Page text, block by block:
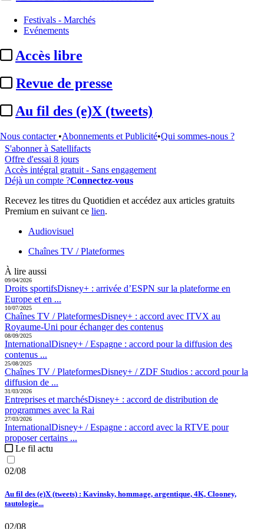
Festivals - Marchés
Evénements
Accès libre
Revue de presse
Au fil des (e)X (tweets)
Nous contacter •Abonnements et Publicité•Qui sommes-nous ?
...
Cet article est réservé à nos abonnés
Pour accéder à cet article, à l'ensemble du site, découvrez nos
S'abonner à Satellifacts
Offre d'essai 8 jours
Accès intégral gratuit - Sans engagement
Déjà un compte ?Connectez-vous
Recevez les titres du Quotidien et accédez aux articles gratuits
Premium en suivant ce lien.
Audiovisuel
Chaînes TV / Plateformes
À lire aussi
09/04/2026
Droits sportifsDisney+ : arrivée d’ESPN sur la plateforme en
Europe et en ...
10/07/2025
Chaînes TV / PlateformesDisney+ : accord avec ITVX au
Royaume-Uni pour échanger des contenus
08/09/2025
InternationalDisney+ / Espagne : accord pour la diffusion des
contenus ...
25/08/2025
Chaînes TV / PlateformesDisney+ / ZDF Studios : accord pour la
diffusion de ...
31/03/2026
Entreprises et marchésDisney+ : accord de distribution de
programmes avec la Rai
27/03/2026
InternationalDisney+ / Espagne : accord avec la RTVE pour
proposer certains ...
Le fil actu
02/08
Au fil des (e)X (tweets) : Kavinsky, hommage, argentique, 4K, Clooney,
tautologie...
02/08